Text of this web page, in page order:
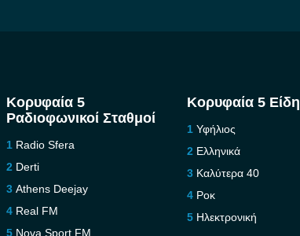
Κορυφαία 5
Ραδιοφωνικοί Σταθμοί
Radio Sfera
Derti
Athens Deejay
Real FM
Nova Sport FM
Κορυφαία 5 Είδη
Υφήλιος
Ελληνικά
Καλύτερα 40
Ροκ
Ηλεκτρονική